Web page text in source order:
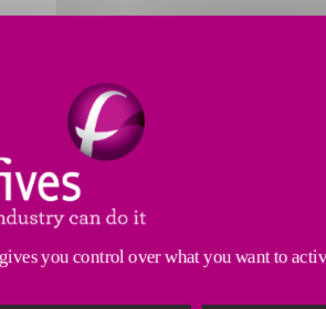
you control over what you want to